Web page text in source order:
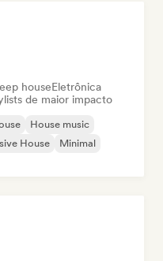
houseEletrônica
de maior impacto
House music
House
Minimal